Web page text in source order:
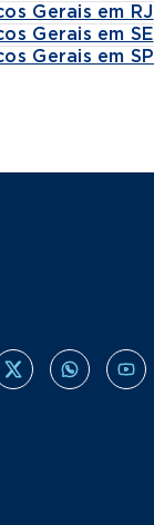
Gerais em RJ
Gerais em SE
Gerais em SP